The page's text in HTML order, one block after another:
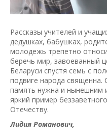
Рассказы учителей и
дедушках, бабушках,
молодежь трепетно
беречь мир, завоеванный
Беларуси спустя семь с
подвиге народа священна.
память нужна и нынешним
яркий пример
Отечеству.
Лидия Романович,